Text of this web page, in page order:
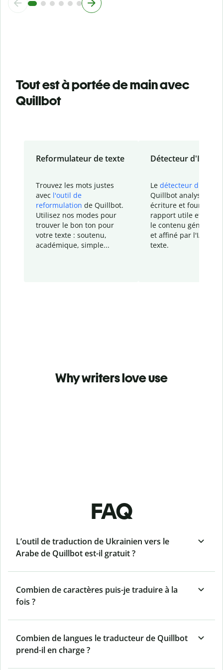
Tout est à portée de main avec
Quillbot
Reformulateur de texte
Trouvez les mots justes
avec l'outil de
reformulation de Quillbot.
Utilisez nos modes pour
trouver le bon ton pour
votre texte : soutenu,
académique, simple...
Détecteur d'IA
Le détecteur d'IA
Quillbot analyse votre
écriture et fournit un
rapport utile et
le contenu généré
et affiné par l'IA
texte.
Why writers love use
FAQ
L’outil de traduction de Ukrainien vers le
Arabe de Quillbot est-il gratuit ?
Combien de caractères puis-je traduire à la
fois ?
Combien de langues le traducteur de Quillbot
prend-il en charge ?